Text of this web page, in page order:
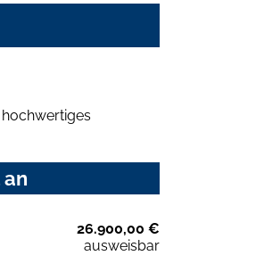
26.900,00 €
ausweisbar